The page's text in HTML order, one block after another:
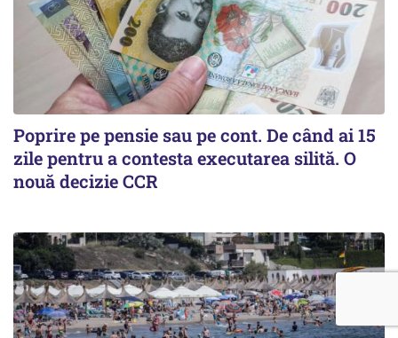
Poprire pe pensie sau pe cont. De când ai 15
zile pentru a contesta executarea silită. O
nouă decizie CCR